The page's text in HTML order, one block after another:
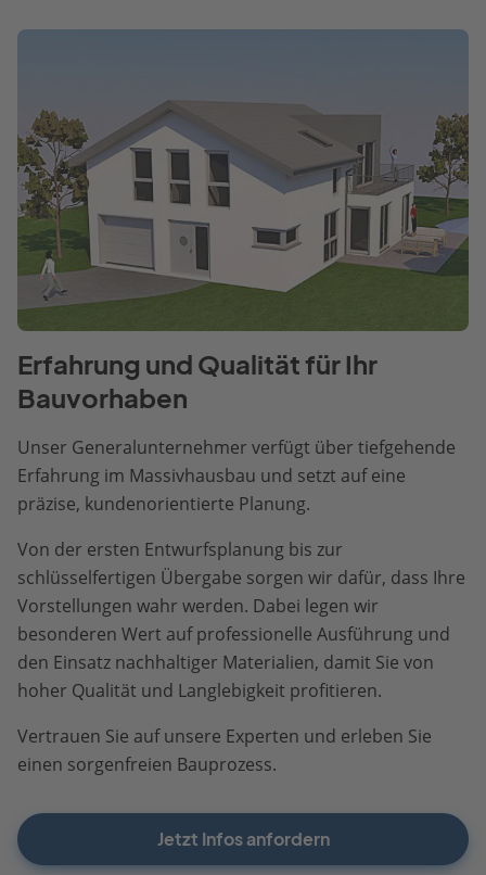
Erfahrung und Qualität für Ihr
Bauvorhaben
Unser Generalunternehmer verfügt über tiefgehende
Erfahrung im Massivhausbau und setzt auf eine
präzise, kundenorientierte Planung.
Von der ersten Entwurfsplanung bis zur
schlüsselfertigen Übergabe sorgen wir dafür, dass Ihre
Vorstellungen wahr werden. Dabei legen wir
besonderen Wert auf professionelle Ausführung und
den Einsatz nachhaltiger Materialien, damit Sie von
hoher Qualität und Langlebigkeit profitieren.
Vertrauen Sie auf unsere Experten und erleben Sie
einen sorgenfreien Bauprozess.
Jetzt Infos anfordern